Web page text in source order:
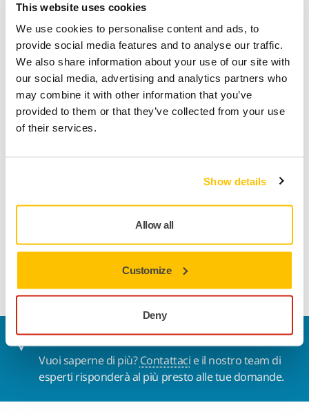
This website uses cookies
We use cookies to personalise content and ads, to
provide social media features and to analyse our traffic.
We also share information about your use of our site with
our social media, advertising and analytics partners who
may combine it with other information that you’ve
provided to them or that they’ve collected from your use
of their services.
Show details
Allow all
Customize
Deny
micrograne Abralon® e al sistema di lucidatura Polarshine®,
sono la soluzione ottimale per ottenere finiture lucide e
lucidature high gloss.
Vuoi saperne di più?
Contattaci e il nostro team di esperti risponderà alle tue
domande.
Vuoi saperne di più?Contattaci e il nostro team di
esperti risponderà al più presto alle tue domande.